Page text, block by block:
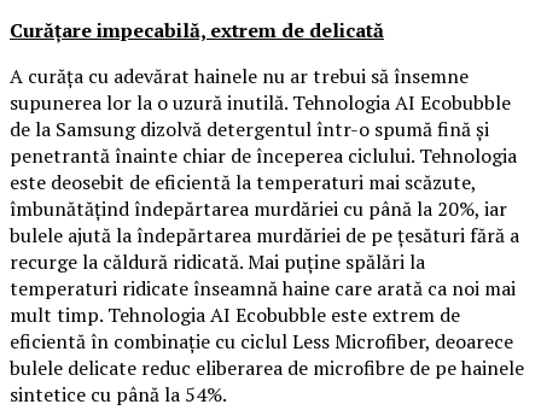
Curățare impecabilă, extrem de delicată
A curăța cu adevărat hainele nu ar trebui să însemne
supunerea lor la o uzură inutilă. Tehnologia AI Ecobubble
de la Samsung dizolvă detergentul într-o spumă fină și
penetrantă înainte chiar de începerea ciclului. Tehnologia
este deosebit de eficientă la temperaturi mai scăzute,
îmbunătățind îndepărtarea murdăriei cu până la 20%, iar
bulele ajută la îndepărtarea murdăriei de pe țesături fără a
recurge la căldură ridicată. Mai puține spălări la
temperaturi ridicate înseamnă haine care arată ca noi mai
mult timp. Tehnologia AI Ecobubble este extrem de
eficientă în combinație cu ciclul Less Microfiber, deoarece
bulele delicate reduc eliberarea de microfibre de pe hainele
sintetice cu până la 54%.